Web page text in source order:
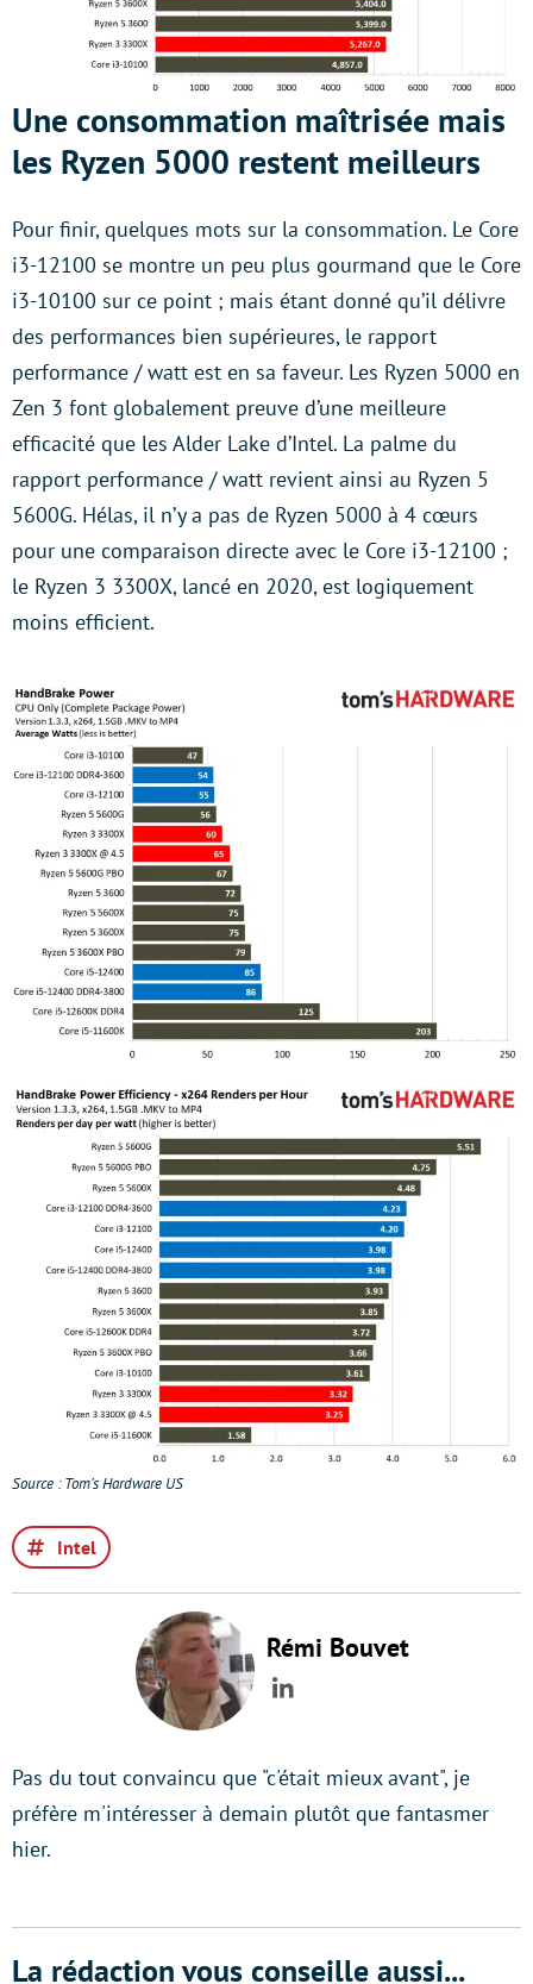
Une consommation maîtrisée mais
les Ryzen 5000 restent meilleurs
Pour finir, quelques mots sur la consommation. Le Core
i3-12100 se montre un peu plus gourmand que le Core
i3-10100 sur ce point ; mais étant donné qu’il délivre
des performances bien supérieures, le rapport
performance / watt est en sa faveur. Les Ryzen 5000 en
Zen 3 font globalement preuve d’une meilleure
efficacité que les Alder Lake d’Intel. La palme du
rapport performance / watt revient ainsi au Ryzen 5
5600G. Hélas, il n’y a pas de Ryzen 5000 à 4 cœurs
pour une comparaison directe avec le Core i3-12100 ;
le Ryzen 3 3300X, lancé en 2020, est logiquement
moins efficient.
Source : Tom’s Hardware US
Intel
Rémi Bouvet
LinkedIn
Pas du tout convaincu que "c'était mieux avant", je
préfère m'intéresser à demain plutôt que fantasmer
hier.
La rédaction vous conseille aussi...